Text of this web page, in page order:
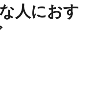
人におす